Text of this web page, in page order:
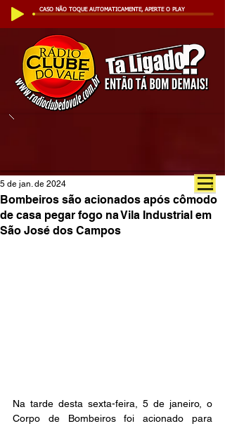
CASO NÃO TOQUE AUTOMATICAMENTE, APERTE O PLAY
Bombeiros são acionados após cômodo
de casa pegar fogo na Vila Industrial em
São José dos Campos
5 de jan. de 2024
Na tarde desta sexta-feira, 5 de janeiro, o
Corpo de Bombeiros foi acionado para